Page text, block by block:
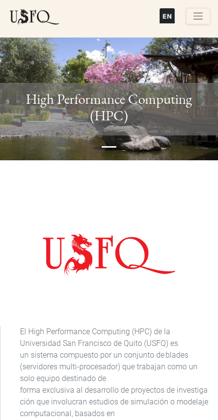
principal
Previous Next
High Performance Computing
(HPC)
El High Performance Computing (HPC) de la
Universidad San Francisco de Quito (USFQ) es
un sistema compuesto por un conjunto de blades
(servidores multi-procesador) que trabajan como un
solo equipo destinado de
forma exclusiva al desarrollo de proyectos de investiga
ción que involucran estudios de simulación o modelaje
computacional, basados en